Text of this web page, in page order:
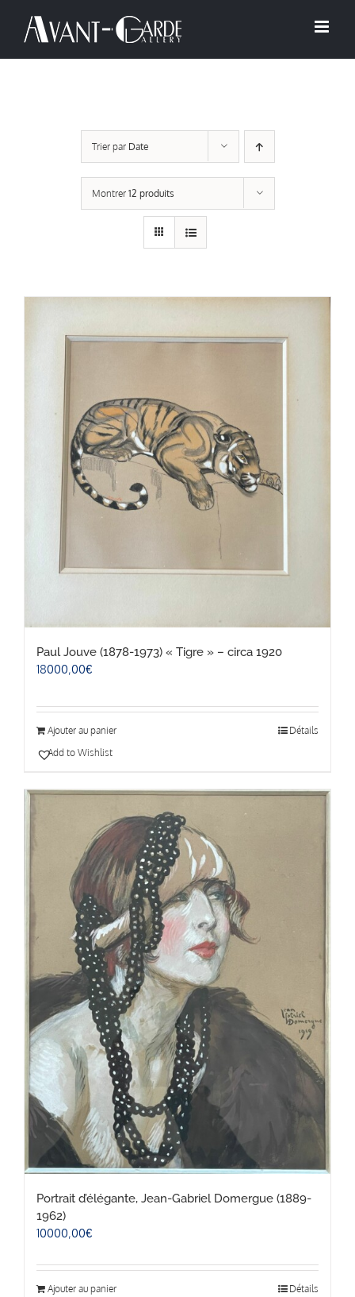
contenu
Trier par Date
Montrer 12 produits
Paul Jouve (1878-1973) « Tigre » – circa 1920
18000,00€
Ajouter au panier
Détails
Add to Wishlist
Portrait d’élégante, Jean-Gabriel Domergue (1889-
1962)
10000,00€
Ajouter au panier
Détails